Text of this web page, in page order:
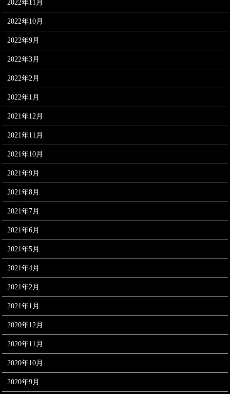
2022年11月
2022年10月
2022年9月
2022年3月
2022年2月
2022年1月
2021年12月
2021年11月
2021年10月
2021年9月
2021年8月
2021年7月
2021年6月
2021年5月
2021年4月
2021年2月
2021年1月
2020年12月
2020年11月
2020年10月
2020年9月